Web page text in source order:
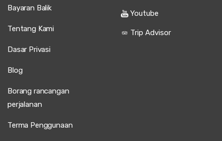
Bayaran Balik
Tentang Kami
Dasar Privasi
Blog
Borang rancangan
perjalanan
Terma Penggunaan
Youtube
Trip Advisor